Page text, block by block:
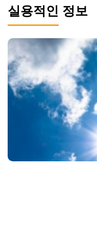
실용적인 정보